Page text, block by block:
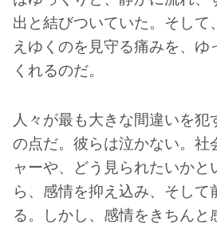
出と結びついていた。そして
えゆくのを見守る痛みを、ゆ
くれるのだ。
人々が最も大きな間違いを犯
の点だ。彼らは泣かない。社
ャーや、どう見られたいかと
ら、感情を抑え込み、そして
る。しかし、感情をきちんと